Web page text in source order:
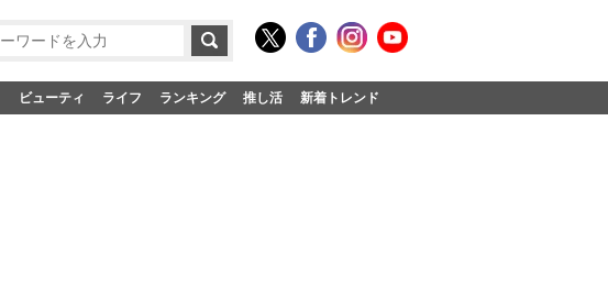
ビューティ ライフ ランキング 推し活 新着トレンド